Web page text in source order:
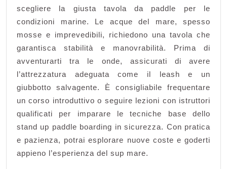
scegliere la giusta tavola da paddle per le
condizioni marine. Le acque del mare, spesso
mosse e imprevedibili, richiedono una tavola che
garantisca stabilità e manovrabilità. Prima di
avventurarti tra le onde, assicurati di avere
l’attrezzatura adeguata come il leash e un
giubbotto salvagente. È consigliabile frequentare
un corso introduttivo o seguire lezioni con istruttori
qualificati per imparare le tecniche base dello
stand up paddle boarding in sicurezza. Con pratica
e pazienza, potrai esplorare nuove coste e goderti
appieno l’esperienza del sup mare.